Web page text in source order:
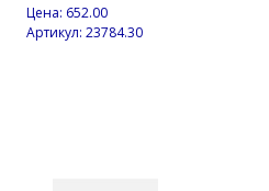
Цена: 652.00
Артикул: 23784.30